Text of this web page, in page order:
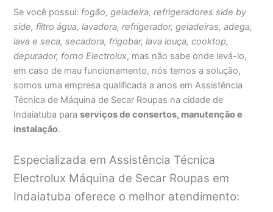
Se você possui: fogão, geladeira, refrigeradores side by
side, filtro água, lavadora, refrigerador, geladeiras, adega,
lava e seca, secadora, frigobar, lava louça, cooktop,
depurador, forno Electrolux, mas não sabe onde levá-lo,
em caso de mau funcionamento, nós temos a solução,
somos uma empresa qualificada a anos em Assistência
Técnica de Máquina de Secar Roupas na cidade de
Indaiatuba paraserviços de consertos, manutenção e
instalação.
Especializada em Assistência Técnica
Electrolux Máquina de Secar Roupas em
Indaiatuba oferece o melhor atendimento: